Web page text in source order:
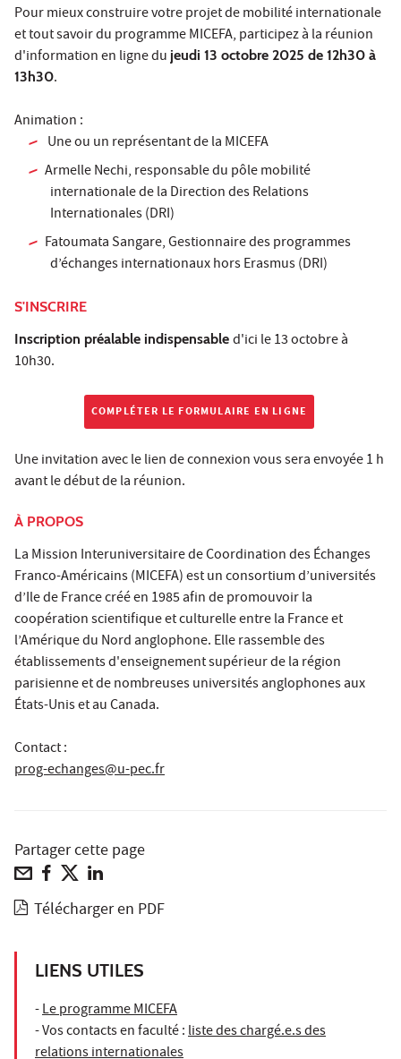
Pour mieux construire votre projet de mobilité internationale
et tout savoir du programme MICEFA, participez à la réunion
d'information en ligne du jeudi 13 octobre 2025 de 12h30 à
13h30.
Animation :
Une ou un représentant de la MICEFA
Armelle Nechi, responsable du pôle mobilité
internationale de la Direction des Relations
Internationales (DRI)
Fatoumata Sangare, Gestionnaire des programmes
d’échanges internationaux hors Erasmus (DRI)
S'INSCRIRE
Inscription préalable indispensable d'ici le 13 octobre à
10h30.
COMPLÉTER LE FORMULAIRE EN LIGNE
Une invitation avec le lien de connexion vous sera envoyée 1 h
avant le début de la réunion.
À PROPOS
La Mission Interuniversitaire de Coordination des Échanges
Franco-Américains (MICEFA) est un consortium d’universités
d’Ile de France créé en 1985 afin de promouvoir la
coopération scientifique et culturelle entre la France et
l’Amérique du Nord anglophone. Elle rassemble des
établissements d'enseignement supérieur de la région
parisienne et de nombreuses universités anglophones aux
États-Unis et au Canada.
Contact :
prog-echanges@u-pec.fr
Partager cette page
Télécharger en PDF
LIENS UTILES
-Le programme MICEFA
- Vos contacts en faculté :liste des chargé.e.s des
relations internationales